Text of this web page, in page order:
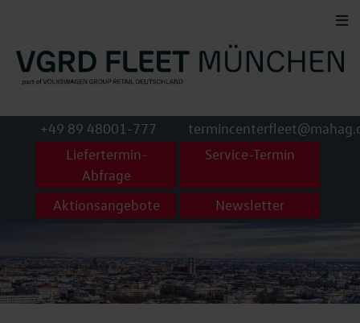
+49 89 48001-777
Liefertermin-
Abfrage
Service-Termin
Aktionsangebote Newsletter